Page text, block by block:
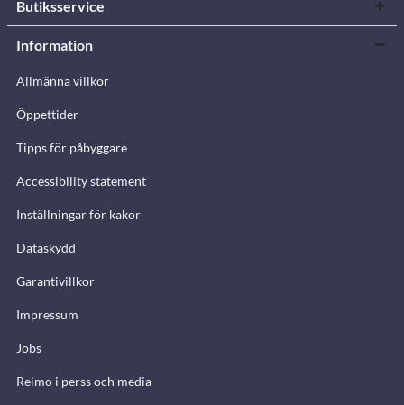
Butiksservice
Information
Allmänna villkor
Öppettider
Tipps för påbyggare
Accessibility statement
Inställningar för kakor
Dataskydd
Garantivillkor
Impressum
Jobs
Reimo i perss och media